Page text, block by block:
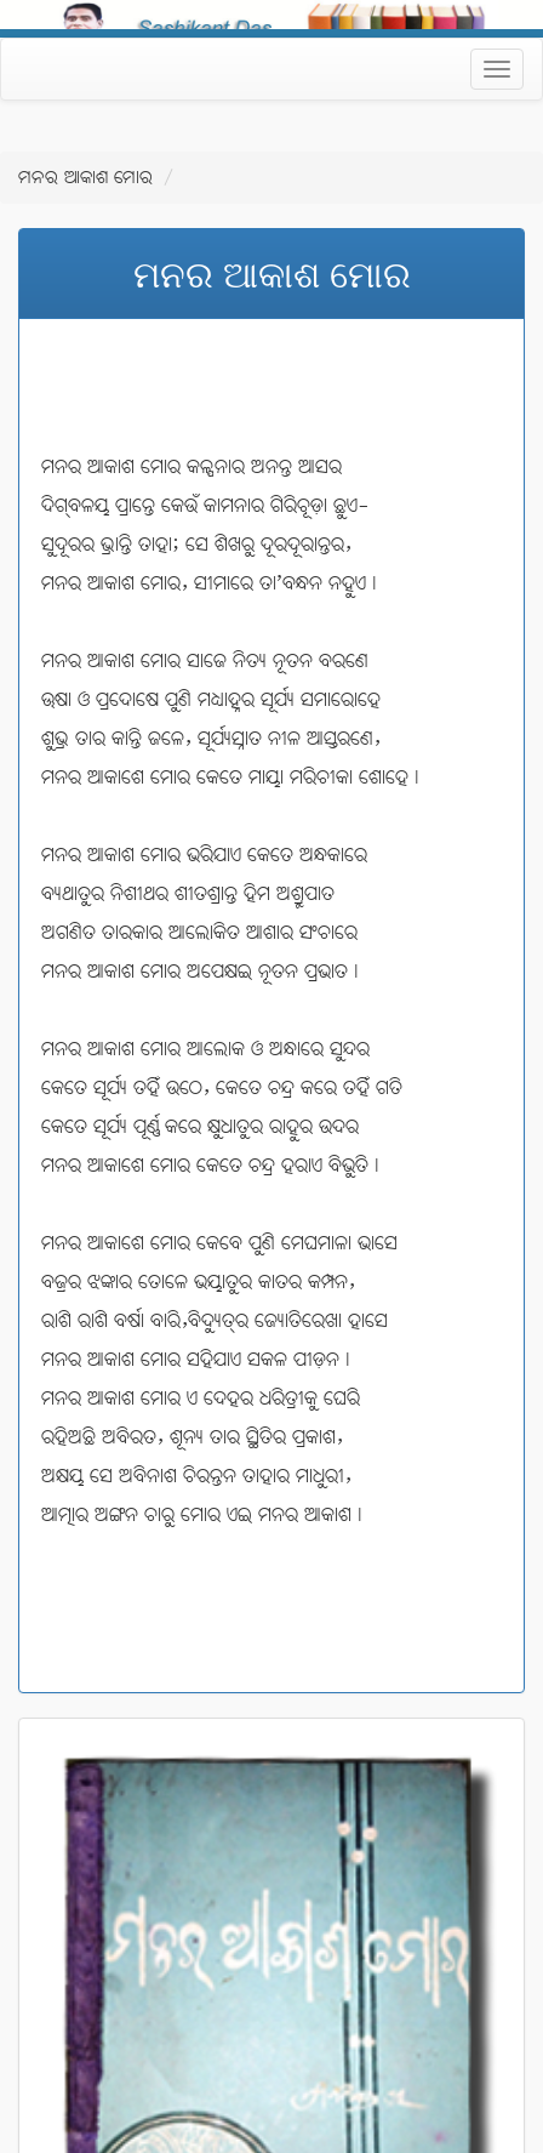
Toggle
ମନର ଆକାଶ ମୋର
ମନର ଆକାଶ ମୋର
ମନର ଆକାଶ ମୋର କଳ୍ପନାର ଅନନ୍ତ ଆସର
ଦିଗ୍‌ବଳୟ ପ୍ରାନ୍ତେ କେଉଁ କାମନାର ଗିରିଚୂଡ଼ା ଛୁଏ-
ସୁଦୂରର ଭ୍ରାନ୍ତି ତାହା; ସେ ଶିଖରୁ ଦୂରଦୂରାନ୍ତର,
ମନର ଆକାଶ ମୋର, ସୀମାରେ ତା’ବନ୍ଧନ ନହୁଏ।
ମନର ଆକାଶ ମୋର ସାଜେ ନିତ୍ୟ ନୂତନ ବରଣେ
ଊଷା ଓ ପ୍ରଦୋଷେ ପୁଣି ମଧ୍ୟାହ୍ନର ସୂର୍ଯ୍ୟ ସମାରୋହେ
ଶୁଭ୍ର ତାର କାନ୍ତି ଜଳେ, ସୂର୍ଯ୍ୟସ୍ନାତ ନୀଳ ଆସ୍ତରଣେ,
ମନର ଆକାଶେ ମୋର କେତେ ମାୟା ମରିଚୀକା ଶୋହେ।
ମନର ଆକାଶ ମୋର ଭରିଯାଏ କେତେ ଅନ୍ଧକାରେ
ବ୍ୟଥାତୁର ନିଶୀଥର ଶୀତଶ୍ରାନ୍ତ ହିମ ଅଶ୍ରୁପାତ
ଅଗଣିତ ତାରକାର ଆଲୋକିତ ଆଶାର ସଂଚାରେ
ମନର ଆକାଶ ମୋର ଅପେକ୍ଷଇ ନୂତନ ପ୍ରଭାତ।
ମନର ଆକାଶ ମୋର ଆଲୋକ ଓ ଅନ୍ଧାରେ ସୁନ୍ଦର
କେତେ ସୂର୍ଯ୍ୟ ତହିଁ ଉଠେ, କେତେ ଚନ୍ଦ୍ର କରେ ତହିଁ ଗତି
କେତେ ସୂର୍ଯ୍ୟ ପୂର୍ଣ୍ଣ କରେ କ୍ଷୁଧାତୁର ରାହୁର ଉଦର
ମନର ଆକାଶେ ମୋର କେତେ ଚନ୍ଦ୍ର ହରାଏ ବିଭୁତି।
ମନର ଆକାଶେ ମୋର କେବେ ପୁଣି ମେଘମାଳା ଭାସେ
ବଜ୍ରର ଝଙ୍କାର ତୋଳେ ଭୟାତୁର କାତର କମ୍ପନ,
ରାଶି ରାଶି ବର୍ଷା ବାରି,ବିଦ୍ୟୁତ୍‌ର ଜ୍ୟୋତିରେଖା ହାସେ
ମନର ଆକାଶ ମୋର ସହିଯାଏ ସକଳ ପୀଡ଼ନ।
ମନର ଆକାଶ ମୋର ଏ ଦେହର ଧରିତ୍ରୀକୁ ଘେରି
ରହିଅଛି ଅବିରତ, ଶୂନ୍ୟ ତାର ସ୍ଥିତିର ପ୍ରକାଶ,
ଅକ୍ଷୟ ସେ ଅବିନାଶ ଚିରନ୍ତନ ତାହାର ମାଧୁରୀ,
ଆତ୍ମାର ଅଙ୍ଗନ ଚାରୁ ମୋର ଏଇ ମନର ଆକାଶ।